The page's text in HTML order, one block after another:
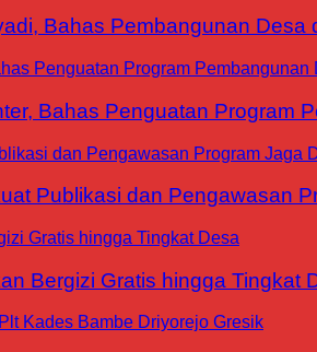
Bahas Pembangunan Desa
Bahas Penguatan Program
Publikasi dan Pengawasan
Bergizi Gratis hingga Tingkat